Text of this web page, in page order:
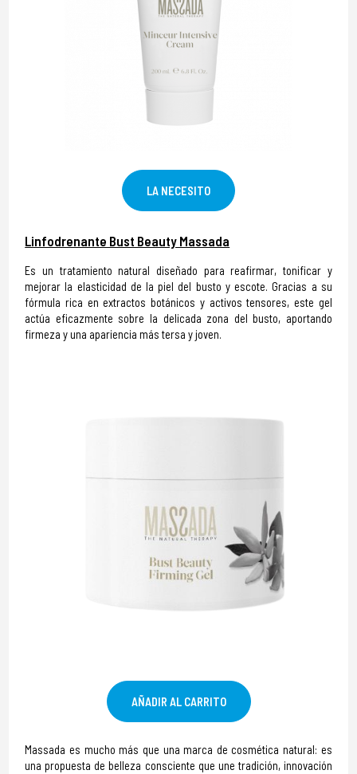
LA NECESITO
Linfodrenante Bust Beauty Massada
Es un tratamiento natural diseñado para reafirmar, tonificar y
mejorar la elasticidad de la piel del busto y escote. Gracias a su
fórmula rica en extractos botánicos y activos tensores, este gel
actúa eficazmente sobre la delicada zona del busto, aportando
firmeza y una apariencia más tersa y joven.
AÑADIR AL CARRITO
Massada es mucho más que una marca de cosmética natural: es
una propuesta de belleza consciente que une tradición, innovación